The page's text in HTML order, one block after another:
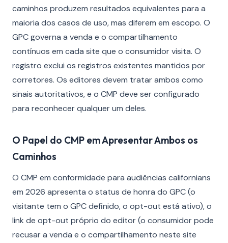
caminhos produzem resultados equivalentes para a
maioria dos casos de uso, mas diferem em escopo. O
GPC governa a venda e o compartilhamento
contínuos em cada site que o consumidor visita. O
registro exclui os registros existentes mantidos por
corretores. Os editores devem tratar ambos como
sinais autoritativos, e o CMP deve ser configurado
para reconhecer qualquer um deles.
O Papel do CMP em Apresentar Ambos os
Caminhos
O CMP em conformidade para audiências californians
em 2026 apresenta o status de honra do GPC (o
visitante tem o GPC definido, o opt-out está ativo), o
link de opt-out próprio do editor (o consumidor pode
recusar a venda e o compartilhamento neste site